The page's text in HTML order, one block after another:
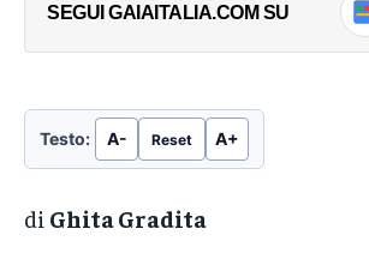
SEGUI GAIAITALIA.COM SU
Testo: A- Reset A+
di Ghita Gradita